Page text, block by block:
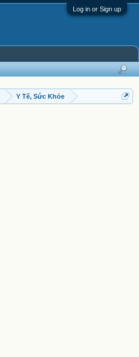
Log in or Sign up
Y Tế, Sức Khỏe